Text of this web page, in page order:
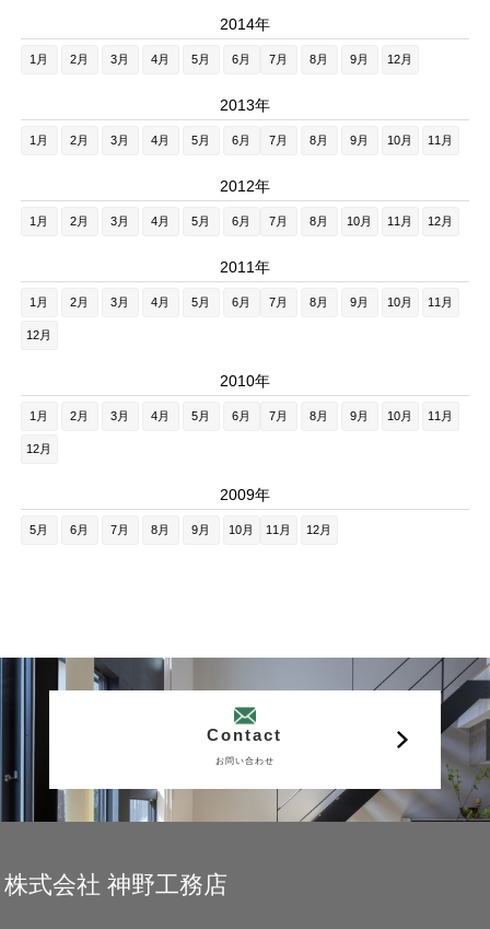
2014年
1月 2月 3月 4月 5月 6月 7月 8月 9月 12月
2013年
1月 2月 3月 4月 5月 6月 7月 8月 9月 10月 11月
2012年
1月 2月 3月 4月 5月 6月 7月 8月 10月 11月 12月
2011年
1月 2月 3月 4月 5月 6月 7月 8月 9月 10月 11月
12月
2010年
1月 2月 3月 4月 5月 6月 7月 8月 9月 10月 11月
12月
2009年
5月 6月 7月 8月 9月 10月 11月 12月
Contact
お問い合わせ
株式会社 神野工務店